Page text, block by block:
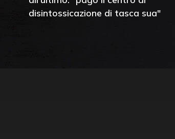
disintossicazione di tasca sua"